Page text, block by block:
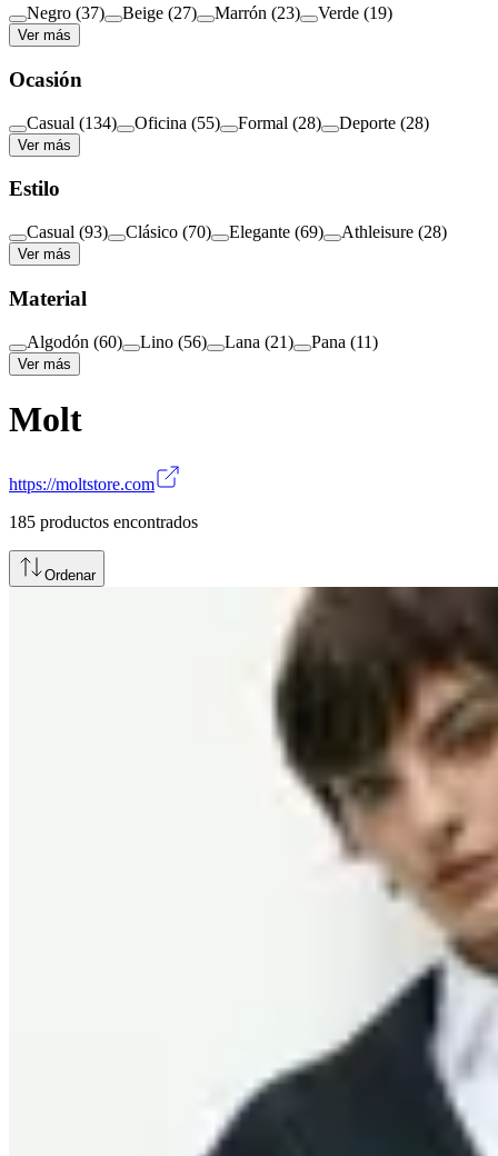
Negro (37) Beige (27) Marrón (23) Verde (19)
Ver más
Ocasión
Casual (134) Oficina (55) Formal (28) Deporte (28)
Ver más
Estilo
Casual (93) Clásico (70) Elegante (69) Athleisure (28)
Ver más
Material
Algodón (60) Lino (56) Lana (21) Pana (11)
Ver más
Molt
https://moltstore.com
185 productos encontrados
Ordenar